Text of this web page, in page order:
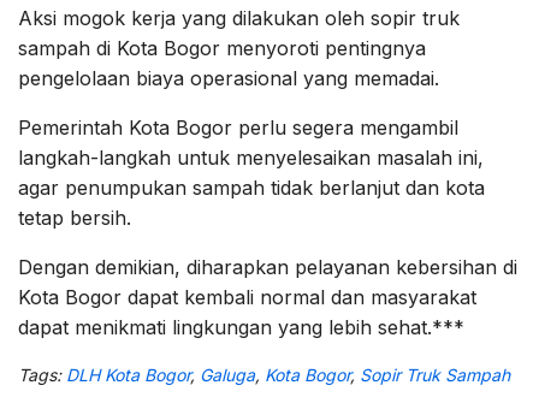
Aksi mogok kerja yang dilakukan oleh sopir truk
sampah di Kota Bogor menyoroti pentingnya
pengelolaan biaya operasional yang memadai.
Pemerintah Kota Bogor perlu segera mengambil
langkah-langkah untuk menyelesaikan masalah ini,
agar penumpukan sampah tidak berlanjut dan kota
tetap bersih.
Dengan demikian, diharapkan pelayanan kebersihan di
Kota Bogor dapat kembali normal dan masyarakat
dapat menikmati lingkungan yang lebih sehat.***
Tags: DLH Kota Bogor, Galuga, Kota Bogor, Sopir Truk Sampah